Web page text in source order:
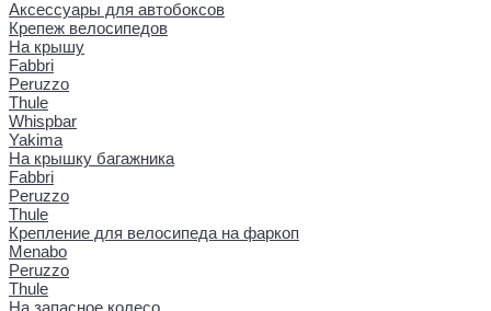
Аксессуары для автобоксов
Крепеж велосипедов
На крышу
Fabbri
Peruzzo
Thule
Whispbar
Yakima
На крышку багажника
Fabbri
Peruzzo
Thule
Крепление для велосипеда на фаркоп
Menabo
Peruzzo
Thule
На запасное колесо